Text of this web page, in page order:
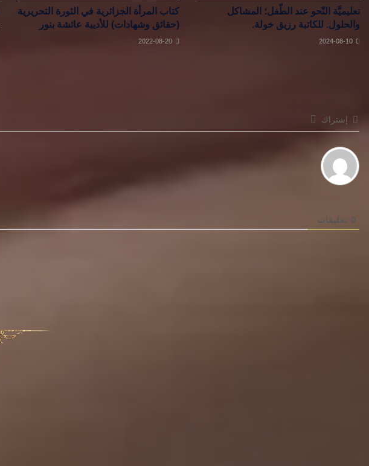
تعليميَّة النّحو عند الطّفل؛ المشاكل
والحلول. للكاتبة رزيق خولة.
كتاب المرأة الجزائرية في الثورة التحريرية
(حقائق وشهادات) للأديبة عائشة بنور
إشتراك
0 تعليقات